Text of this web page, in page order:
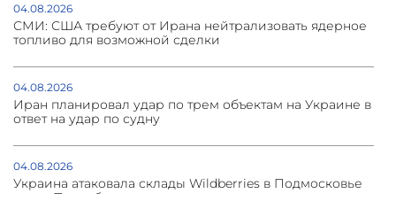
04.08.2026
СМИ: США требуют от Ирана нейтрализовать ядерное
топливо для возможной сделки
04.08.2026
Иран планировал удар по трем объектам на Украине в
ответ на удар по судну
04.08.2026
Украина атаковала склады Wildberries в Подмосковье
и под Петербургом